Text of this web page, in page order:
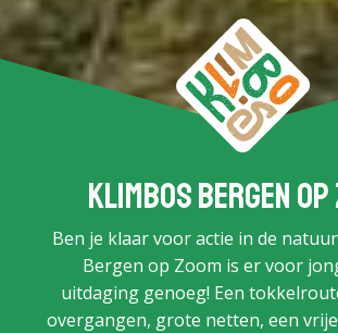
Klimbos Bergen op
Ben je klaar voor actie in de
Bergen op Zoom is er voor
uitdaging genoeg! Een
overgangen, grote netten, een